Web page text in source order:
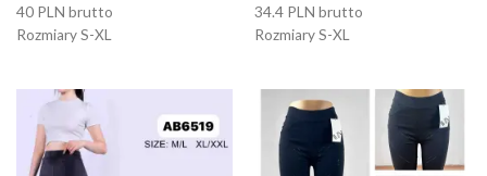
40 PLN brutto
Rozmiary S-XL
34.4 PLN brutto
Rozmiary S-XL